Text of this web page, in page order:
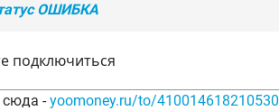
ОШИБКА
подключиться
сюда -yoomoney.ru/to/410014618210530